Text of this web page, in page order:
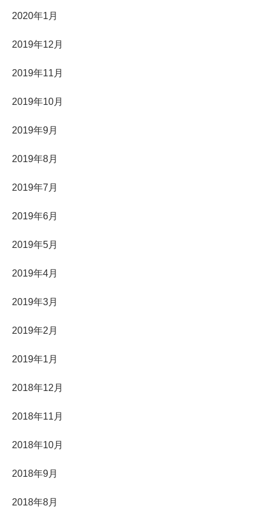
2020年1月
2019年12月
2019年11月
2019年10月
2019年9月
2019年8月
2019年7月
2019年6月
2019年5月
2019年4月
2019年3月
2019年2月
2019年1月
2018年12月
2018年11月
2018年10月
2018年9月
2018年8月